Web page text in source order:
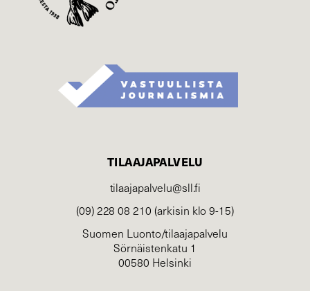
TILAAJAPALVELU
tilaajapalvelu@sll.fi
(09) 228 08 210 (arkisin klo 9-15)
Suomen Luonto/tilaajapalvelu
Sörnäistenkatu 1
00580 Helsinki